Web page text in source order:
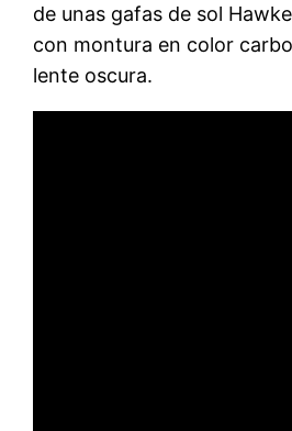
de unas gafas de sol
con montura en color
lente oscura.